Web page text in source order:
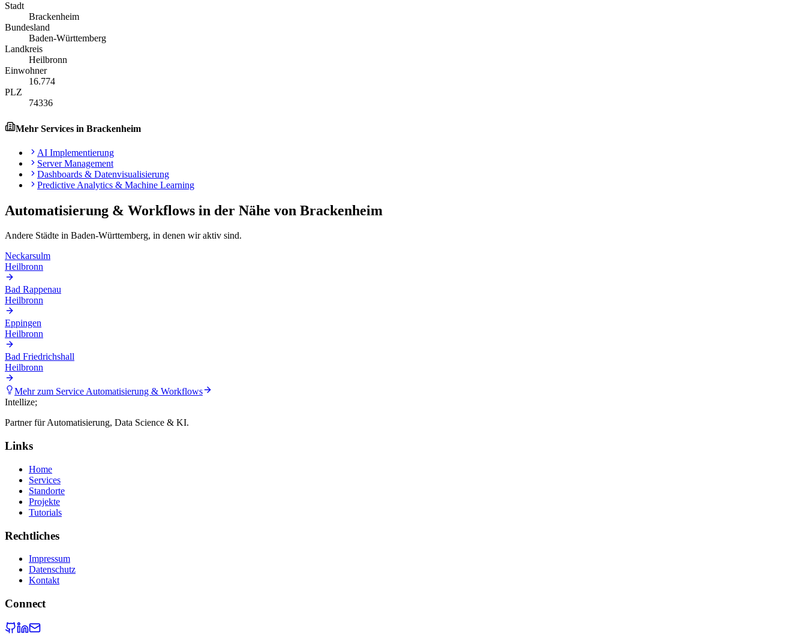
Stadt
Brackenheim
Bundesland
Baden-Württemberg
Landkreis
Heilbronn
Einwohner
16.774
PLZ
74336
Mehr Services in Brackenheim
AI Implementierung
Server Management
Dashboards & Datenvisualisierung
Predictive Analytics & Machine Learning
Automatisierung & Workflows in der Nähe von Brackenheim
Andere Städte in Baden-Württemberg, in denen wir aktiv sind.
Neckarsulm
Heilbronn
Bad Rappenau
Heilbronn
Eppingen
Heilbronn
Bad Friedrichshall
Heilbronn
Mehr zum ServiceAutomatisierung & Workflows
Intellize;
Partner für Automatisierung, Data Science & KI.
Links
Home
Services
Standorte
Projekte
Tutorials
Rechtliches
Impressum
Datenschutz
Kontakt
Connect